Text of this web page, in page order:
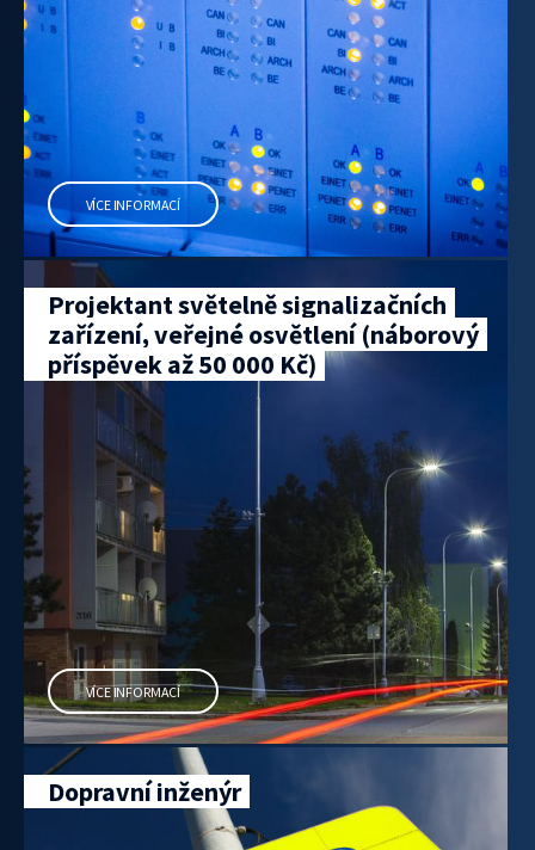
VÍCE INFORMACÍ
Projektant světelně signalizačních
zařízení, veřejné osvětlení (náborový
příspěvek až 50 000 Kč)
VÍCE INFORMACÍ
Dopravní inženýr